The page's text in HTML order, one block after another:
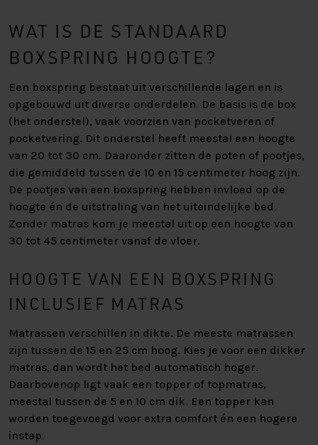
WAT IS DE STANDAARD
BOXSPRING HOOGTE?
Een boxspring bestaat uit verschillende lagen en is
opgebouwd uit diverse onderdelen. De basis is de box
(het onderstel), vaak voorzien van pocketveren of
pocketvering. Dit onderstel heeft meestal een hoogte
van 20 tot 30 cm. Daaronder zitten de poten of pootjes,
die gemiddeld tussen de 10 en 15 centimeter hoog zijn.
De pootjes van een boxspring hebben invloed op de
hoogte én de uitstraling van het uiteindelijke bed.
Zonder matras kom je meestal uit op een hoogte van
30 tot 45 centimeter vanaf de vloer.
HOOGTE VAN EEN BOXSPRING
INCLUSIEF MATRAS
Matrassen verschillen in dikte. De meeste matrassen
zijn tussen de 15 en 25 cm hoog. Kies je voor een dikker
matras, dan wordt het bed automatisch hoger.
Daarbovenop ligt vaak een topper of topmatras,
meestal tussen de 5 en 10 cm dik. Een topper kan
worden toegevoegd voor extra comfort én een hogere
instap.